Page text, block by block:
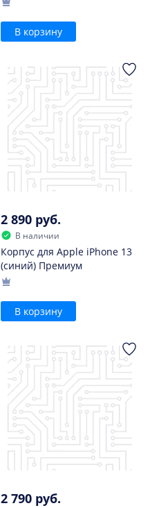
В корзину
2 890 руб.
В наличии
Корпус для Apple iPhone 13
(синий) Премиум
В корзину
2 790 руб.